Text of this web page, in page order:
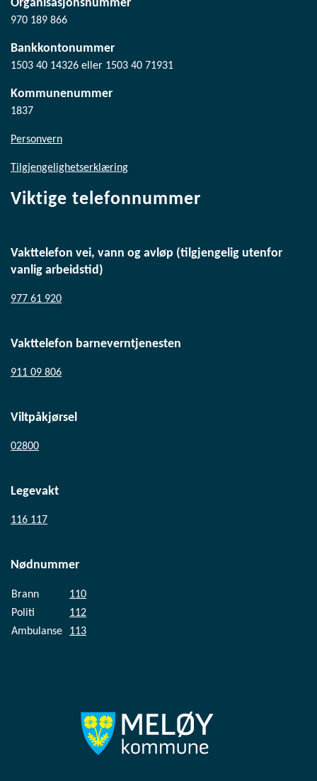
Organisasjonsnummer
970 189 866
Bankkontonummer
1503 40 14326 eller 1503 40 71931
Kommunenummer
1837
Personvern
Tilgjengelighetserklæring
Viktige telefonnummer
Vakttelefon vei, vann og avløp (tilgjengelig utenfor
vanlig arbeidstid)
977 61 920
Vakttelefon barneverntjenesten
911 09 806
Viltpåkjørsel
02800
Legevakt
116 117
Nødnummer
Brann
110
Politi
112
Ambulanse
113